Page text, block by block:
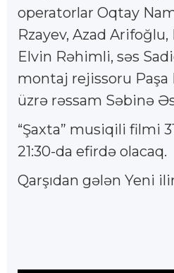
operatorlar Oqtay
Rzayev, Azad
Elvin Rəhimli, səs
montaj rejissoru Paşa
üzrə rəssam Səbinə
“Şaxta” musiqili filmi
21:30-da efirdə olacaq.
Qarşıdan gələn Yeni